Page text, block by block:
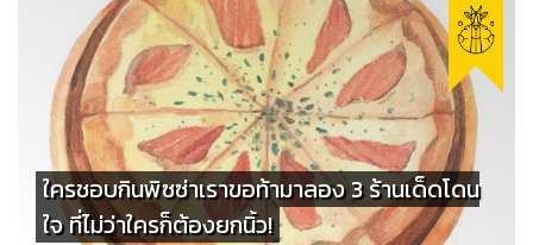
ใครชอบกินพิซซ่าเราขอท้ามาลอง 3 ร้านเด็ดโดน
ใจ ที่ไม่ว่าใครก็ต้องยกนิ้ว!